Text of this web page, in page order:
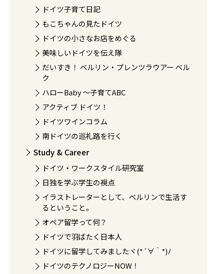
ドイツ子育て日記
もこちゃんの見たドイツ
ドイツの小さなお店をめぐる
美味しいドイツを伝え隊
だいすき！ ベルリン・プレンツラウアー ベル
ク
ハローBaby 〜子育てABC
アクティブ ドイツ！
ドイツワインコラム
南ドイツの巡礼路を行く
Study & Career
ドイツ・ワークスタイル研究室
日独を学ぶ学生の視点
イラストレーターとして、ベルリンで生活す
るということ。
オペア留学って何？
ドイツで羽ばたく日本人
ドイツに留学してみましたヾ(*´∀｀*)ﾉ
ドイツのテクノロジーNOW！